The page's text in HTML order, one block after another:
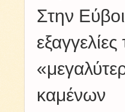
Στην
καμένων